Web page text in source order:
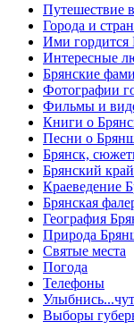
Путешествие
Города и
Ими гордится
Интересные
Брянские
Фотографии
Фильмы и
Книги о
Песни о
Брянск,
Брянский
Краеведение
Брянская
География
Природа
Святые места
Погода
Телефоны
Выборы